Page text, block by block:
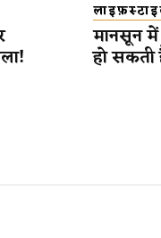
मानसून
हो